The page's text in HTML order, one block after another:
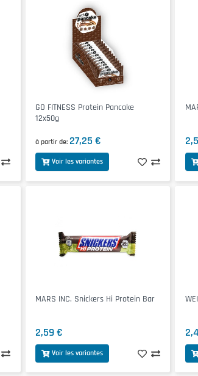
GO FITNESS Protein Pancake
12x50g
à partir de 27,25 €
Voir les variantes
MARS INC. Snickers Hi Protein Bar
2,59 €
Voir les variantes